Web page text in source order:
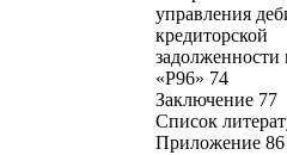
управления
кредиторской
«Р96» 74
Заключение 77
Список
Приложение 86